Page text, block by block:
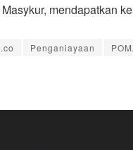
mendapatkan
Penganiayaan